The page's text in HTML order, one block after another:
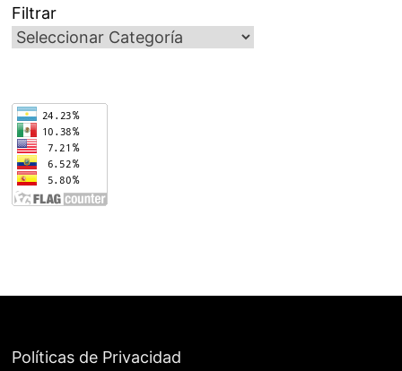
Filtrar
Políticas de Privacidad